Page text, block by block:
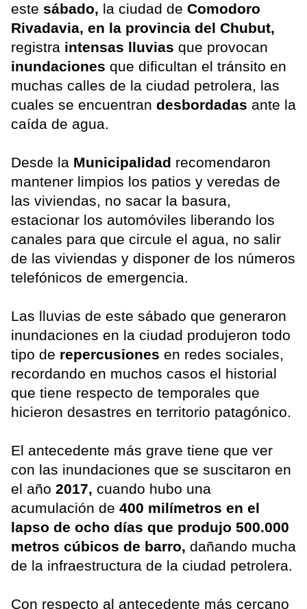
este sábado, la ciudad de Comodoro
Rivadavia, en la provincia del Chubut,
registra intensas lluvias que provocan
inundaciones que dificultan el tránsito en
muchas calles de la ciudad petrolera, las
cuales se encuentran desbordadas ante la
caída de agua.
Desde la Municipalidad recomendaron
mantener limpios los patios y veredas de
las viviendas, no sacar la basura,
estacionar los automóviles liberando los
canales para que circule el agua, no salir
de las viviendas y disponer de los números
telefónicos de emergencia.
Las lluvias de este sábado que generaron
inundaciones en la ciudad produjeron todo
tipo de repercusiones en redes sociales,
recordando en muchos casos el historial
que tiene respecto de temporales que
hicieron desastres en territorio patagónico.
El antecedente más grave tiene que ver
con las inundaciones que se suscitaron en
el año 2017, cuando hubo una
acumulación de 400 milímetros en el
lapso de ocho días que produjo 500.000
metros cúbicos de barro, dañando mucha
de la infraestructura de la ciudad petrolera.
Con respecto al antecedente más cercano